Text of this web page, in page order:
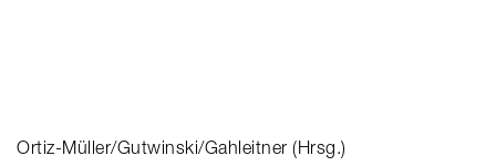
Ortiz-Müller/Gutwinski/Gahleitner (Hrsg.)